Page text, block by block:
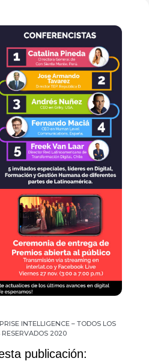
INTELLIGENCE – TODOS LOS
RESERVADOS 2020
publicación: